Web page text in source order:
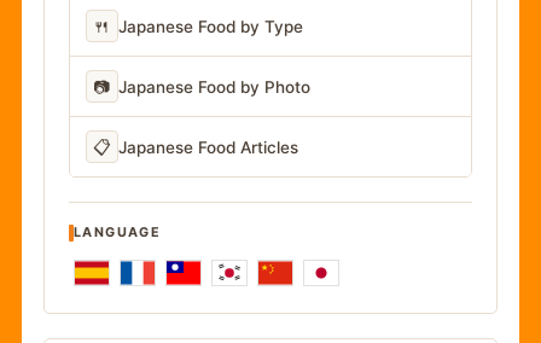
🍴 Japanese Food by Type
📷 Japanese Food by Photo
📋 Japanese Food Articles
LANGUAGE